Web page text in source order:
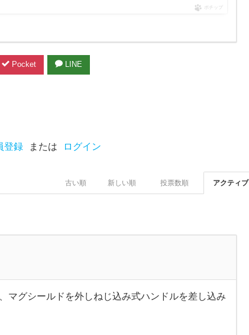
ポチップ
Pocket LINE
登録 または ログイン
アクティブ
投票数順
新しい順
古い順
マグシールドを外しねじ込み式ハンドルを差し込み